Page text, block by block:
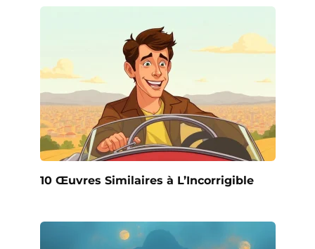
10 Œuvres Similaires à L’Incorrigible